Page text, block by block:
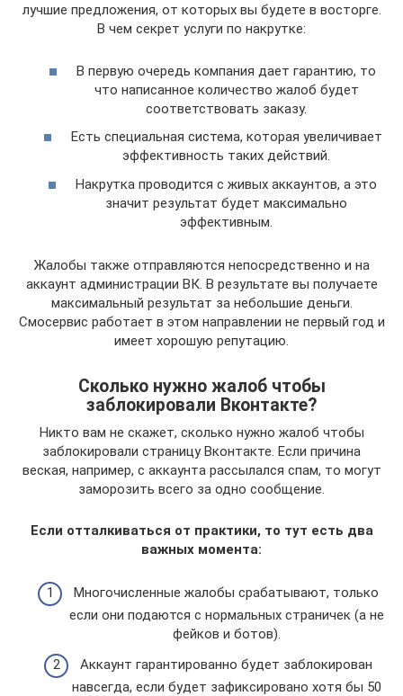
лучшие предложения, от которых вы будете в восторге.
В чем секрет услуги по накрутке:
В первую очередь компания дает гарантию, то
что написанное количество жалоб будет
соответствовать заказу.
Есть специальная система, которая увеличивает
эффективность таких действий.
Накрутка проводится с живых аккаунтов, а это
значит результат будет максимально
эффективным.
Жалобы также отправляются непосредственно и на
аккаунт администрации ВК. В результате вы получаете
максимальный результат за небольшие деньги.
Смосервис работает в этом направлении не первый год и
имеет хорошую репутацию.
Сколько нужно жалоб чтобы
заблокировали Вконтакте?
Никто вам не скажет, сколько нужно жалоб чтобы
заблокировали страницу Вконтакте. Если причина
веская, например, с аккаунта рассылался спам, то могут
заморозить всего за одно сообщение.
Если отталкиваться от практики, то тут есть два
важных момента:
Многочисленные жалобы срабатывают, только
если они подаются с нормальных страничек (а не
фейков и ботов).
Аккаунт гарантированно будет заблокирован
навсегда, если будет зафиксировано хотя бы 50